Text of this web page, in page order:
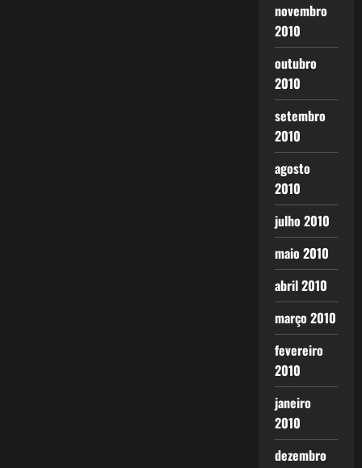
novembro
2010
outubro
2010
setembro
2010
agosto
2010
julho 2010
maio 2010
abril 2010
março 2010
fevereiro
2010
janeiro
2010
dezembro